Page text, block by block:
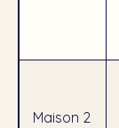
Maison 2